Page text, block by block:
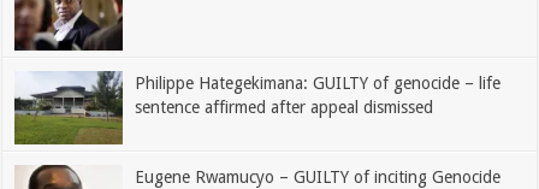
Philippe Hategekimana: GUILTY of genocide – life
sentence affirmed after appeal dismissed
Eugene Rwamucyo – GUILTY of inciting Genocide